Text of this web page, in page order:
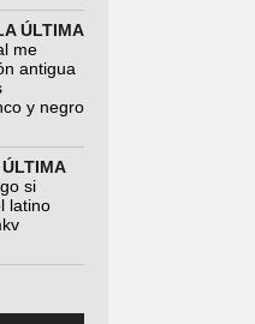
ÚLTIMA
me
antigua
y negro
si
latino